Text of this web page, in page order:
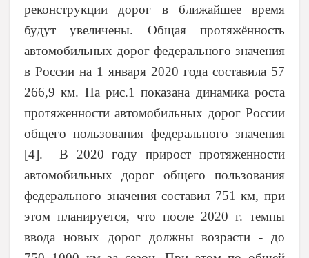
реконструкции дорог в ближайшее время
будут увеличены. Общая протяжённость
автомобильных дорог федерального значения
в России на 1 января 2020 года составила 57
266,9 км. На рис.1 показана динамика роста
протяженности автомобильных дорог России
общего пользования федерального значения
[4]. В 2020 году прирост протяженности
автомобильных дорог общего пользования
федерального значения составил 751 км, при
этом планируется, что после 2020 г. темпы
ввода новых дорог должны возрасти - до